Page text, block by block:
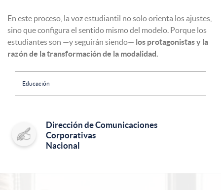
En este proceso, la voz estudiantil no solo orienta los ajustes,
sino que configura el sentido mismo del modelo. Porque los
estudiantes son —y seguirán siendo— los protagonistas y la
razón de la transformación de la modalidad.
Educación
Dirección de Comunicaciones
Corporativas
Nacional